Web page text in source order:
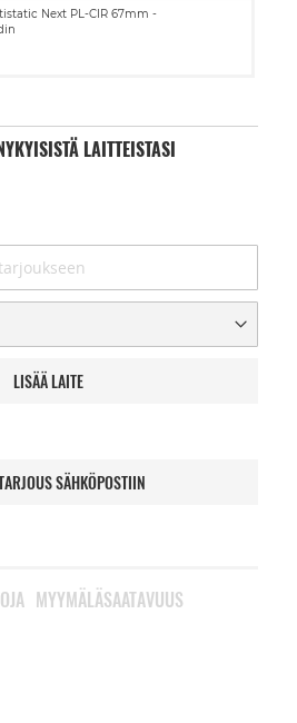
Next PL-CIR 67mm -
LAITTEISTASI
LISÄÄ LAITE
SÄHKÖPOSTIIN
MYYMÄLÄSAATAVUUS